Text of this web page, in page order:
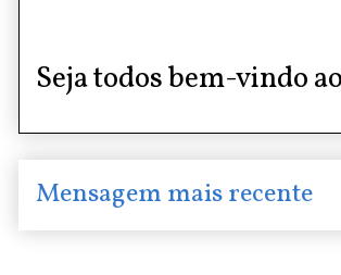
Seja todos bem-vindo
Mensagem mais recente